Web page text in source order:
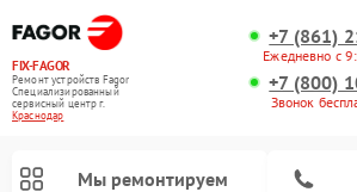
FIX-FAGOR
Ремонт устройств Fagor
Специализированный
cервисный центр г.
Краснодар
+7 (861)
Ежедневно с
+7 (800)
Звонок
Мы ремонтируем